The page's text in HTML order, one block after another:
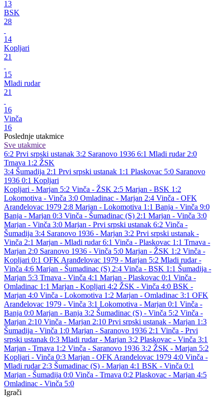
13
BSK
28
14
Kopljari
21
15
Mladi rudar
21
16
Vinča
16
Poslednje utakmice
Sve utakmice
6:2 Prvi srpski ustanak 3:2 Saranovo 1936 6:1 Mladi rudar 2:0
Trnava 1:2 ŽSK
3:4 Šumadija 2:1 Prvi srpski ustanak 1:1 Plaskovac 5:0 Saranovo
1936 0:1 Kopljari
Kopljari - Marjan 5:2 Vinča - ŽSK 2:5 Marjan - BSK 1:2
Lokomotiva - Vinča 3:0 Omladinac - Marjan 2:4 Vinča - OFK
Aranđelovac 1979 2:8 Marjan - Lokomotiva 1:1 Banja - Vinča 9:0
Banja - Marjan 0:3 Vinča - Šumadinac (S) 2:1 Marjan - Vinča 3:0
Marjan - Vinča 3:0 Marjan - Prvi srpski ustanak 6:2 Vinča -
Šumadija 3:4 Saranovo 1936 - Marjan 3:2 Prvi srpski ustanak -
Vinča 2:1 Marjan - Mladi rudar 6:1 Vinča - Plaskovac 1:1 Trnava -
Marjan 2:0 Saranovo 1936 - Vinča 5:0 Marjan - ŽSK 1:2 Vinča -
Kopljari 0:1 OFK Aranđelovac 1979 - Marjan 5:2 Mladi rudar -
Vinča 4:6 Marjan - Šumadinac (S) 2:4 Vinča - BSK 1:1 Šumadija -
Marjan 5:3 Trnava - Vinča 4:1 Marjan - Plaskovac 0:1 Vinča -
Omladinac 1:1 Marjan - Kopljari 4:2 ŽSK - Vinča 4:0 BSK -
Marjan 4:0 Vinča - Lokomotiva 1:2 Marjan - Omladinac 3:1 OFK
Aranđelovac 1979 - Vinča 3:1 Lokomotiva - Marjan 0:1 Vinča -
Banja 0:0 Marjan - Banja 3:2 Šumadinac (S) - Vinča 5:2 Vinča -
Marjan 2:10 Vinča - Marjan 2:10 Prvi srpski ustanak - Marjan 1:3
Šumadija - Vinča 1:0 Marjan - Saranovo 1936 2:1 Vinča - Prvi
srpski ustanak 0:3 Mladi rudar - Marjan 3:2 Plaskovac - Vinča 3:1
Marjan - Trnava 1:2 Vinča - Saranovo 1936 3:2 ŽSK - Marjan 5:2
Kopljari - Vinča 0:3 Marjan - OFK Aranđelovac 1979 4:0 Vinča -
Mladi rudar 2:3 Šumadinac (S) - Marjan 4:1 BSK - Vinča 0:1
Marjan - Šumadija 0:0 Vinča - Trnava 0:2 Plaskovac - Marjan 4:5
Omladinac - Vinča 5:0
Igrači